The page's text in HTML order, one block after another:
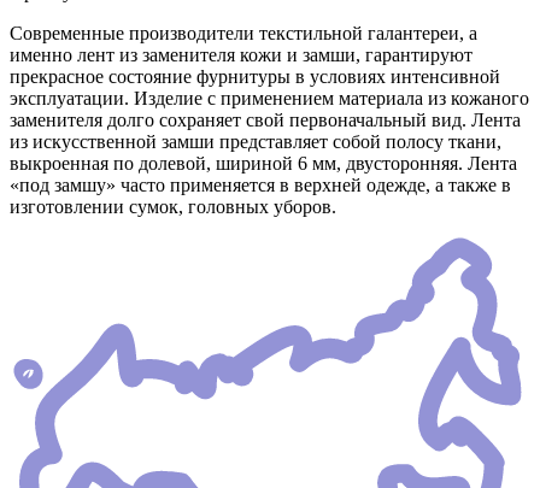
Современные производители текстильной галантереи, а
именно лент из заменителя кожи и замши, гарантируют
прекрасное состояние фурнитуры в условиях интенсивной
эксплуатации. Изделие с применением материала из кожаного
заменителя долго сохраняет свой первоначальный вид. Лента
из искусственной замши представляет собой полосу ткани,
выкроенная по долевой, шириной 6 мм, двусторонняя. Лента
«под замшу» часто применяется в верхней одежде, а также в
изготовлении сумок, головных уборов.